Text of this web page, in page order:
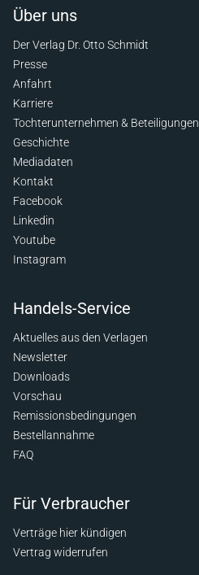
Über uns
Der Verlag Dr. Otto Schmidt
Presse
Anfahrt
Karriere
Tochterunternehmen & Beteiligungen
Geschichte
Mediadaten
Kontakt
Facebook
Linkedin
Youtube
Instagram
Handels-Service
Aktuelles aus den Verlagen
Newsletter
Downloads
Vorschau
Remissionsbedingungen
Bestellannahme
FAQ
Für Verbraucher
Verträge hier kündigen
Vertrag widerrufen